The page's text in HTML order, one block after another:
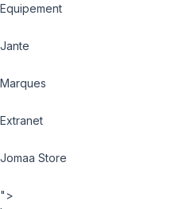
Equipement
Jante
Marques
Extranet
Jomaa Store
">